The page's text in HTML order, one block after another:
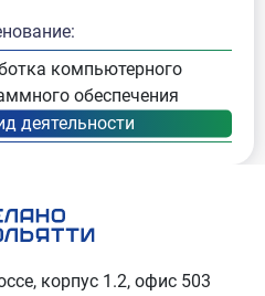
компьютерного
обеспечения
корпус 1.2, офис 503